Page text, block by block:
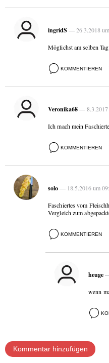
ingridS— 26.3.2018
Möglichst am selben
KOMMENTIEREN
Veronika68— 8.3.2017
Ich mach mein
KOMMENTIEREN
solo— 18.5.2016 um
Faschiertes vom
Vergleich zum
KOMMENTIEREN
heuge
wenn
Kommentar hinzufügen